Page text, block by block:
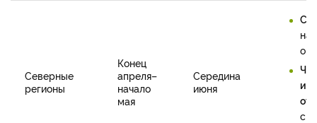
Северные
регионы
Конец
апреля–
начало
мая
Середина
июня
и
с 1